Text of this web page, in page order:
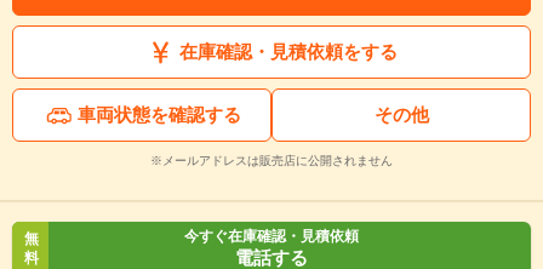
在庫確認・見積依頼をする
車両状態を確認する その他
※メールアドレスは販売店に公開されません
無
料
今すぐ在庫確認・見積依頼
電話する